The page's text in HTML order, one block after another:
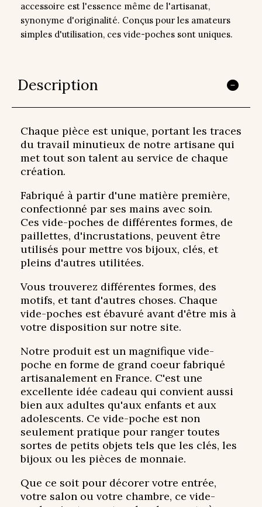
accessoire est l'essence même de l'artisanat,
synonyme d'originalité. Conçus pour les amateurs
simples d'utilisation, ces vide-poches sont uniques.
Description
Chaque pièce est unique, portant les traces
du travail minutieux de notre artisane qui
met tout son talent au service de chaque
création.
Fabriqué à partir d'une matière première,
confectionné par ses mains avec soin.
Ces vide-poches de différentes formes, de
paillettes, d'incrustations, peuvent être
utilisés pour mettre vos bijoux, clés, et
pleins d'autres utilitées.
Vous trouverez différentes formes, des
motifs, et tant d'autres choses. Chaque
vide-poches est ébavuré avant d'être mis à
votre disposition sur notre site.
Notre produit est un magnifique vide-
poche en forme de grand coeur fabriqué
artisanalement en France. C'est une
excellente idée cadeau qui convient aussi
bien aux adultes qu'aux enfants et aux
adolescents. Ce vide-poche est non
seulement pratique pour ranger toutes
sortes de petits objets tels que les clés, les
bijoux ou les pièces de monnaie.
Que ce soit pour décorer votre entrée,
votre salon ou votre chambre, ce vide-